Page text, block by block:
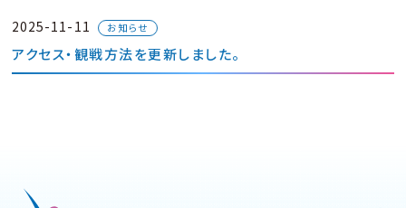
2025-11-11 お知らせ
アクセス・観戦方法を更新しました。